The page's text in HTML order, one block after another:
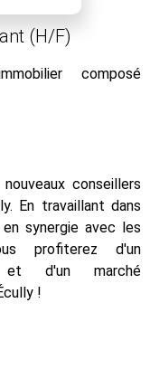
(H/F)
composé
conseillers
En travaillant dans
synergie avec les
profiterez d'un
et d'un marché
!